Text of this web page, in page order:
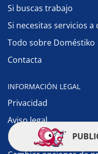
Si buscas trabajo
Si necesitas servicios a
Todo sobre Doméstiko
Contacta
INFORMACIÓN LEGAL
Privacidad
Aviso legal
Política de cookies